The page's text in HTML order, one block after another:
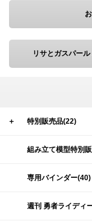
リサとガスパー
＋ 特別販売品(22)
組み立て模型特別
専用バインダー(40)
週刊 勇者ライディ